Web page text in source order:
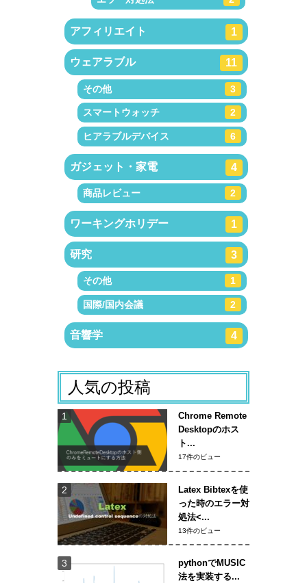
アフィリエイト 1
ウェアラブル 11
その他 3
スマートウォッチ 2
ヒアラブルデバイス 6
ガジェット・家電 4
商品レビュー 2
ワーキングホリデー 1
研究 3
その他 1
国際/国内会議 2
音響学 4
人気の投稿
Chrome Remote
Desktopのホス
ト...
17件のビュー
Latex Bibtexを使
った時のエラー対
処法<...
13件のビュー
pythonでMUSIC
法を実装する...